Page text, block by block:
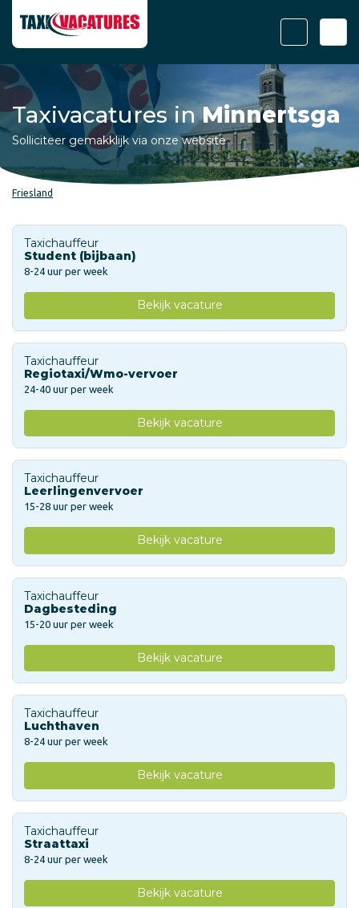
Taxivacatures inMinnertsga
Solliciteer gemakklijk via onze website
Friesland
Taxichauffeur
Student (bijbaan)
8-24 uur per week
Bekijk vacature
Taxichauffeur
Regiotaxi/Wmo-vervoer
24-40 uur per week
Bekijk vacature
Taxichauffeur
Leerlingenvervoer
15-28 uur per week
Bekijk vacature
Taxichauffeur
Dagbesteding
15-20 uur per week
Bekijk vacature
Taxichauffeur
Luchthaven
8-24 uur per week
Bekijk vacature
Taxichauffeur
Straattaxi
8-24 uur per week
Bekijk vacature